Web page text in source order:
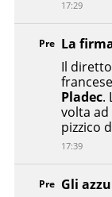
Pre Gli
Pre La
Il
francese
Pladec.
volta ad
pizzico
17:39
17:29